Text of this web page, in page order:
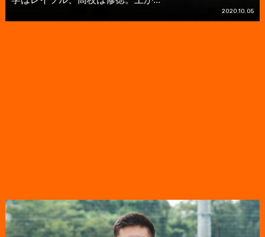
2020.10.05